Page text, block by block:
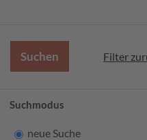
Filter
Suchmodus
neue Suche